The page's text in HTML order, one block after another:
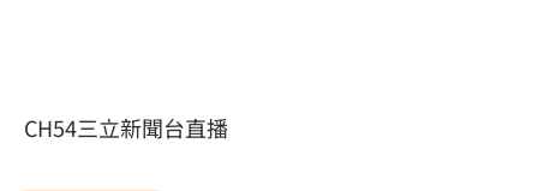
CH54三立新聞台直播